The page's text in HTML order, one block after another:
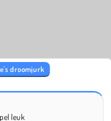
droomjurk
leuk